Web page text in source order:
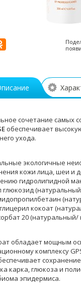
сочетание самых
обеспечивает
ухода.
экологичные
кожи лица, шеи и
гидролипидной
глюкозид
глицерил кокоат
20
обладает мощным
комплексу
карка, глюкоза и
эпидермиса.